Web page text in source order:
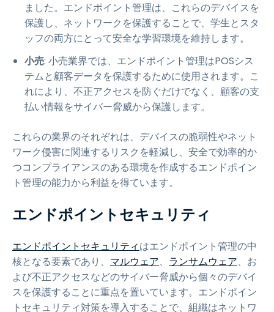
ました。エンドポイント管理は、これらのデバイスを
保護し、ネットワークを保護することで、学生とスタ
ッフの両方にとって安全な学習環境を維持します。
小売: 小売業界では、エンドポイント管理はPOSシス
テムと顧客データを保護するために使用されます。こ
れにより、不正アクセスを防ぐだけでなく、顧客の支
払い情報をサイバー脅威から保護します。
これらの業界のそれぞれは、デバイスの脆弱性やネット
ワーク侵害に関連するリスクを軽減し、安全で効率的か
つコンプライアンスのある環境を作成するエンドポイン
ト管理の能力から利益を得ています。
エンドポイントセキュリティ
エンドポイントセキュリティはエンドポイント管理の中
核となる要素であり、 マルウェア、 ランサムウェア、お
よび不正アクセスなどのサイバー脅威から個々のデバイ
スを保護することに重点を置いています。エンドポイン
トセキュリティ対策を導入することで、組織はネットワ